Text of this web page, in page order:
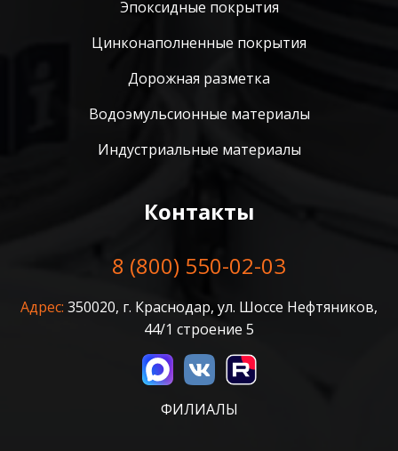
Эпоксидные покрытия
Цинконаполненные покрытия
Дорожная разметка
Водоэмульсионные материалы
Индустриальные материалы
Контакты
8 (800) 550-02-03
Адрес: 350020, г. Краснодар, ул. Шоссе Нефтяников,
44/1 строение 5
ФИЛИАЛЫ